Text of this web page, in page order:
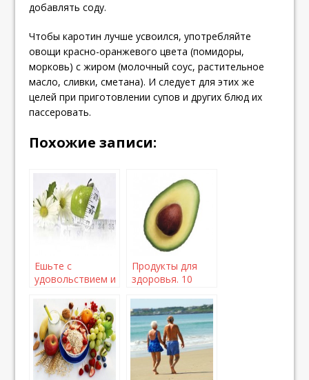
добавлять соду.
Чтобы каротин лучше усвоился, употребляйте
овощи красно-оранжевого цвета (помидоры,
морковь) с жиром (молочный соус, растительное
масло, сливки, сметана). И следует для этих же
целей при приготовлении супов и других блюд их
пассеровать.
Похожие записи:
Ешьте с
удовольствием и
Продукты для
здоровья. 10
продуктов,
обязательных
для вашего
рациона